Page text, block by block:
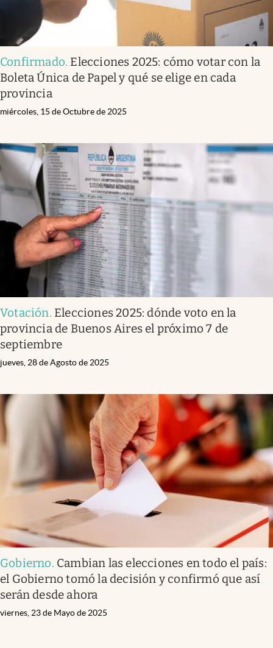
Confirmado. Elecciones 2025: cómo votar con la
Boleta Única de Papel y qué se elige en cada
provincia
miércoles, 15 de Octubre de 2025
Votación. Elecciones 2025: dónde voto en la
provincia de Buenos Aires el próximo 7 de
septiembre
jueves, 28 de Agosto de 2025
Gobierno. Cambian las elecciones en todo el país:
el Gobierno tomó la decisión y confirmó que así
serán desde ahora
viernes, 23 de Mayo de 2025